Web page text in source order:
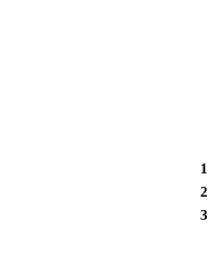
1
2
3